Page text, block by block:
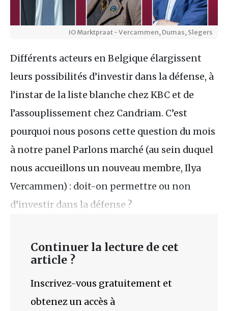
IO Marktpraat - Vercammen, Dumas, Slegers
Différents acteurs en Belgique élargissent
leurs possibilités d’investir dans la défense, à
l’instar de la liste blanche chez KBC et de
l’assouplissement chez Candriam. C’est
pourquoi nous posons cette question du mois
à notre panel Parlons marché (au sein duquel
nous accueillons un nouveau membre, Ilya
Vercammen) : doit-on permettre ou non
d’investir dans la défense ?
Continuer la lecture de cet
article ?
Inscrivez-vous gratuitement et
obtenez un accès à